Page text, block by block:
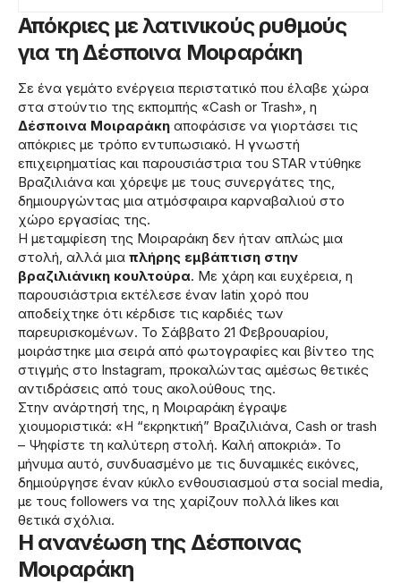
Απόκριες με λατινικούς ρυθμούς
για τη Δέσποινα Μοιραράκη
Σε ένα γεμάτο ενέργεια περιστατικό που έλαβε χώρα
στα στούντιο της εκπομπής «Cash or Trash», η
Δέσποινα Μοιραράκη αποφάσισε να γιορτάσει τις
απόκριες με τρόπο εντυπωσιακό. Η γνωστή
επιχειρηματίας και παρουσιάστρια του STAR ντύθηκε
Βραζιλιάνα και χόρεψε με τους συνεργάτες της,
δημιουργώντας μια ατμόσφαιρα καρναβαλιού στο
χώρο εργασίας της.
Η μεταμφίεση της Μοιραράκη δεν ήταν απλώς μια
στολή, αλλά μια πλήρης εμβάπτιση στην
βραζιλιάνικη κουλτούρα. Με χάρη και ευχέρεια, η
παρουσιάστρια εκτέλεσε έναν latin χορό που
αποδείχτηκε ότι κέρδισε τις καρδιές των
παρευρισκομένων. Το Σάββατο 21 Φεβρουαρίου,
μοιράστηκε μια σειρά από φωτογραφίες και βίντεο της
στιγμής στο Instagram, προκαλώντας αμέσως θετικές
αντιδράσεις από τους ακολούθους της.
Στην ανάρτησή της, η Μοιραράκη έγραψε
χιουμοριστικά: «Η “εκρηκτική” Βραζιλιάνα, Cash or trash
– Ψηφίστε τη καλύτερη στολή. Καλή αποκριά». Το
μήνυμα αυτό, συνδυασμένο με τις δυναμικές εικόνες,
δημιούργησε έναν κύκλο ενθουσιασμού στα social media,
με τους followers να της χαρίζουν πολλά likes και
θετικά σχόλια.
Η ανανέωση της Δέσποινας
Μοιραράκη